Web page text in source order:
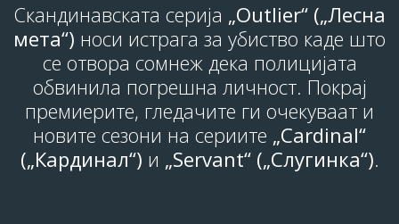
Скандинавската серија „Outlier“ („Лесна
мета“) носи истрага за убиство каде што
се отвора сомнеж дека полицијата
обвинила погрешна личност. Покрај
премиерите, гледачите ги очекуваат и
новите сезони на сериите „Cardinal“
(„Кардинал“) и „Servant“ („Слугинка“).